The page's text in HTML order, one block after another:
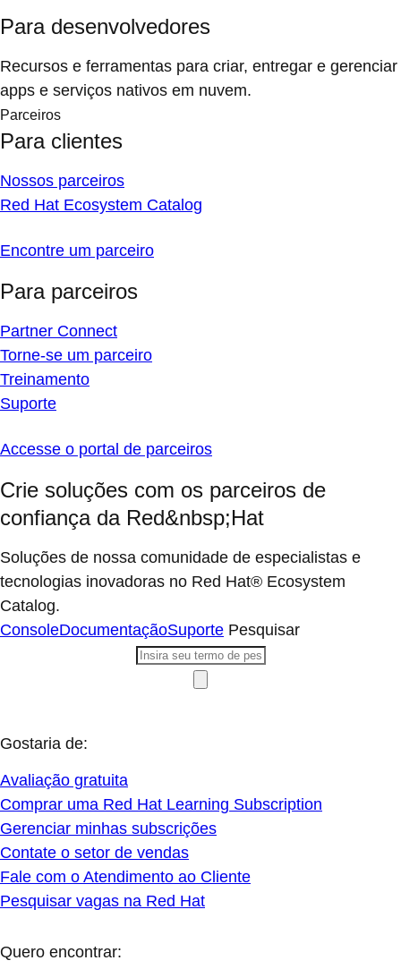
Para desenvolvedores
Recursos e ferramentas para criar, entregar e gerenciar
apps e serviços nativos em nuvem.
Parceiros
Para clientes
Nossos parceiros
Red Hat Ecosystem Catalog
Encontre um parceiro
Para parceiros
Partner Connect
Torne-se um parceiro
Treinamento
Suporte
Accesse o portal de parceiros
Crie soluções com os parceiros de
confiança da Red&nbsp;Hat
Soluções de nossa comunidade de especialistas e
tecnologias inovadoras no Red Hat® Ecosystem
Catalog.
ConsoleDocumentaçãoSuporte Pesquisar
Gostaria de:
Avaliação gratuita
Comprar uma Red Hat Learning Subscription
Gerenciar minhas subscrições
Contate o setor de vendas
Fale com o Atendimento ao Cliente
Pesquisar vagas na Red Hat
Quero encontrar: